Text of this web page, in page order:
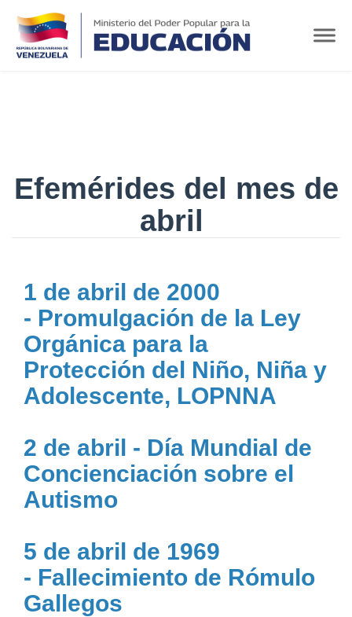
Efemérides del mes de
abril
1 de abril de 2000
- Promulgación de la Ley
Orgánica para la
Protección del Niño, Niña y
Adolescente, LOPNNA
2 de abril - Día Mundial de
Concienciación sobre el
Autismo
5 de abril de 1969
- Fallecimiento de Rómulo
Gallegos